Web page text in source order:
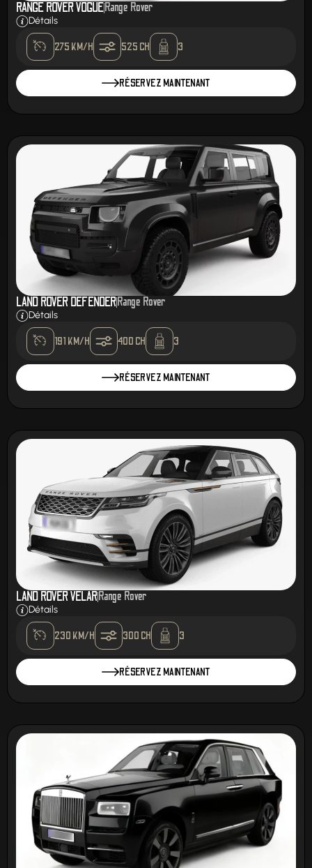
RANGE ROVER VOGUERange Rover
Détails
275 KM/H 525 CH 3
RÉSERVEZ MAINTENANT
LAND ROVER DEFENDERRange Rover
Détails
191 KM/H 400 CH 3
RÉSERVEZ MAINTENANT
LAND ROVER VELARRange Rover
Détails
230 KM/H 300 CH 3
RÉSERVEZ MAINTENANT